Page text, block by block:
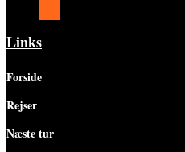
Links
Forside
Rejser
Næste tur